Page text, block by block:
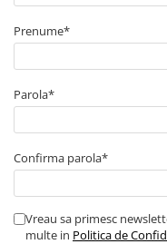
Buton ciuperca
Contactoare
Descarcatoare
Echipamente de
Electrozi impamantare
Platbanda
Intrerupatoare
Prenume*
Parola*
Confirma parola*
Vreau sa primesc
multe in Politica de